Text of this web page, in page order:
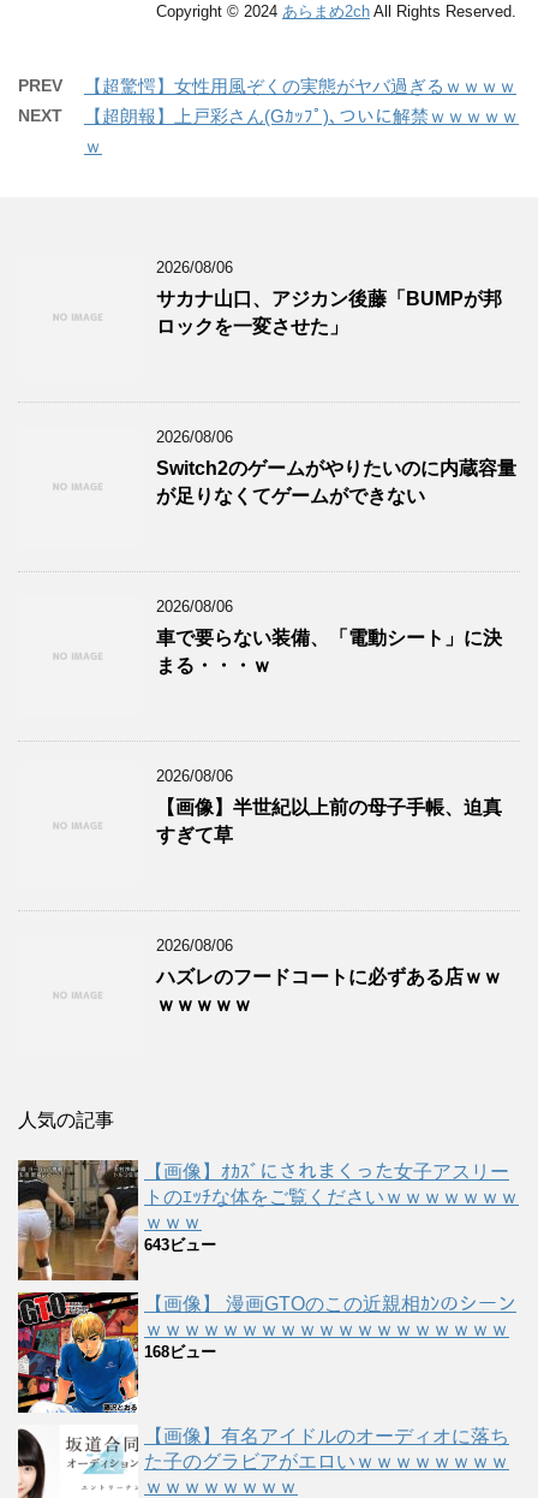
Copyright © 2024 あらまめ2ch All Rights Reserved.
PREV 【超驚愕】女性用風ぞくの実態がヤバ過ぎるｗｗｗｗ
NEXT
【超朗報】上戸彩さん(Gｶｯﾌﾟ)､ついに解禁ｗｗｗｗｗ
ｗ
2026/08/06
サカナ山口、アジカン後藤「BUMPが邦
ロックを一変させた」
2026/08/06
Switch2のゲームがやりたいのに内蔵容量
が足りなくてゲームができない
2026/08/06
車で要らない装備、「電動シート」に決
まる・・・ｗ
2026/08/06
【画像】半世紀以上前の母子手帳、迫真
すぎて草
2026/08/06
ハズレのフードコートに必ずある店ｗｗ
ｗｗｗｗｗ
人気の記事
【画像】ｵｶｽﾞにされまくった女子アスリー
トのｴｯﾁな体をご覧くださいｗｗｗｗｗｗｗ
ｗｗｗ
643ビュー
【画像】 漫画GTOのこの近親相ｶﾝのシーン
ｗｗｗｗｗｗｗｗｗｗｗｗｗｗｗｗｗｗｗ
168ビュー
【画像】有名アイドルのオーディオに落ち
た子のグラビアがエロいｗｗｗｗｗｗｗｗ
ｗｗｗｗｗｗｗｗ